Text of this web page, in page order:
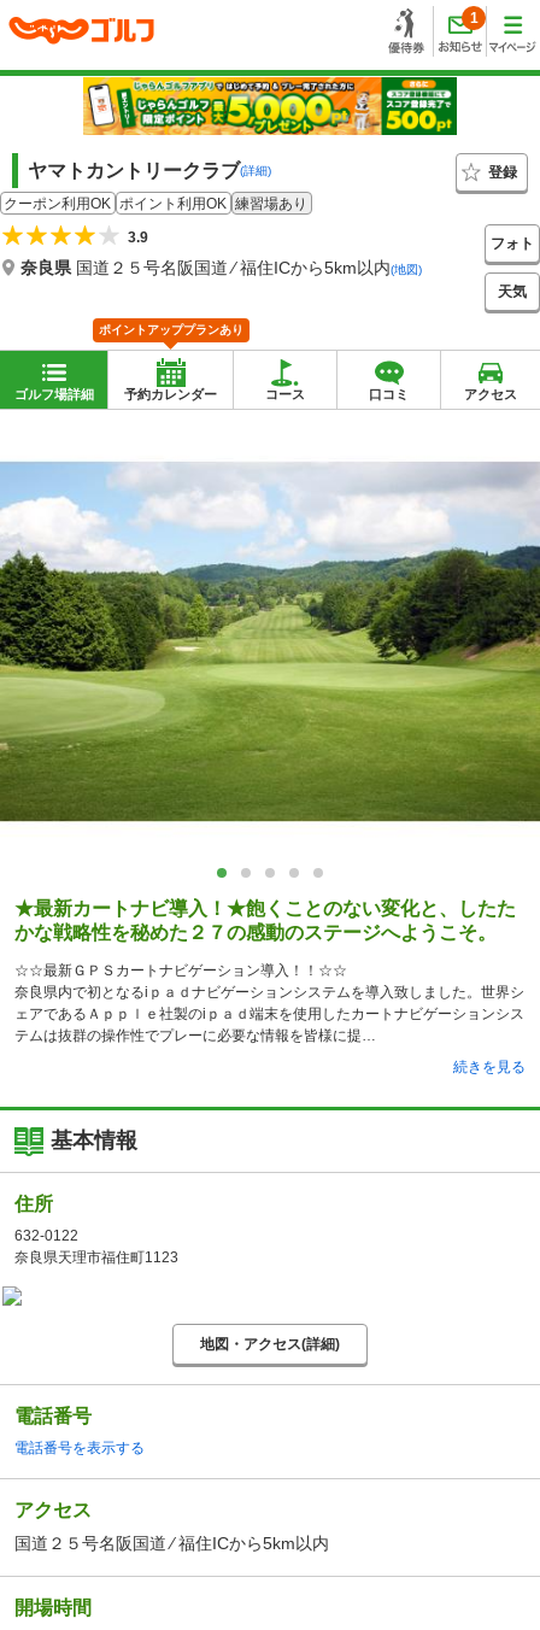
1
ヤマトカントリークラブ(詳細)
登録
クーポン利用OK ポイント利用OK 練習場あり
3.9
奈良県 国道２５号名阪国道 ⁄ 福住ICから5km以内(地図)
フォト
天気
ゴルフ場詳細 予約カレンダー
ポイントアッププランあり
コース 口コミ アクセス
★最新カートナビ導入！★飽くことのない変化と、したた
かな戦略性を秘めた２７の感動のステージへようこそ。
☆☆最新ＧＰＳカートナビゲーション導入！！☆☆
奈良県内で初となるiｐａｄナビゲーションシステムを導入致しました。世界シ
ェアであるＡｐｐｌｅ社製のiｐａｄ端末を使用したカートナビゲーションシス
テムは抜群の操作性でプレーに必要な情報を皆様に提
続きを見る
基本情報
住所
632-0122
奈良県天理市福住町1123
地図・アクセス(詳細)
電話番号
電話番号を表示する
アクセス
国道２５号名阪国道 ⁄ 福住ICから5km以内
開場時間